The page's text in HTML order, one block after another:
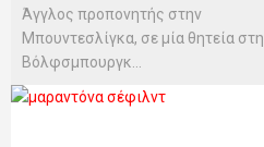
Άγγλος προπονητής στην
Μπουντεσλίγκα, σε μία θητεία στη
Βόλφσμπουργκ...